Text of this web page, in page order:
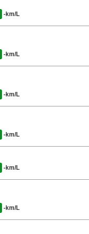
-km/L
-km/L
-km/L
-km/L
-km/L
-km/L